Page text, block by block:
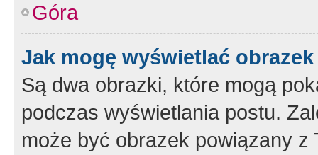
Góra
Jak mogę wyświetlać
Są dwa obrazki, które mogą
podczas wyświetlania postu.
może być obrazek powiązany z